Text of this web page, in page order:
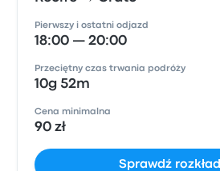
Pierwszy i ostatni odjazd
18:00 — 20:00
Przeciętny czas trwania podróży
10g 52m
Cena minimalna
90 zł
Sprawdź rozkład